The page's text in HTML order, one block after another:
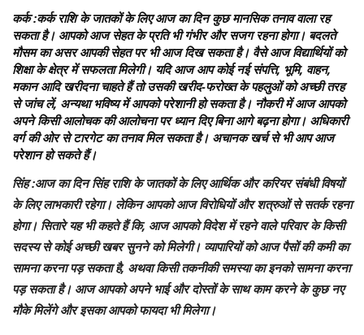
कर्क:कर्क राशि के जातकों के लिए आज का दिन कुछ मानसिक तनाव वाला रह
सकता है। आपको आज सेहत के प्रति भी गंभीर और सजग रहना होगा। बदलते
मौसम का असर आपकी सेहत पर भी आज दिख सकता है। वैसे आज विद्यार्थियों को
शिक्षा के क्षेत्र में सफलता मिलेगी। यदि आज आप कोई नई संपत्ति, भूमि, वाहन,
मकान आदि खरीदना चाहते हैं तो उसकी खरीद-फरोख्त के पहलुओं को अच्छी तरह
से जांच लें, अन्यथा भविष्य में आपको परेशानी हो सकता है। नौकरी में आज आपको
अपने किसी आलोचक की आलोचना पर ध्यान दिए बिना आगे बढ़ना होगा। अधिकारी
वर्ग की ओर से टारगेट का तनाव मिल सकता है। अचानक खर्च से भी आप आज
परेशान हो सकते हैं।
सिंह:आज का दिन सिंह राशि के जातकों के लिए आर्थिक और करियर संबंधी विषयों
के लिए लाभकारी रहेगा। लेकिन आपको आज विरोधियों और शत्रुओं से सतर्क रहना
होगा। सितारे यह भी कहते हैं कि, आज आपको विदेश में रहने वाले परिवार के किसी
सदस्य से कोई अच्छी खबर सुनने को मिलेगी। व्यापारियों को आज पैसों की कमी का
सामना करना पड़ सकता है, अथवा किसी तकनीकी समस्या का इनको सामना करना
पड़ सकता है। आज आपको अपने भाई और दोस्तों के साथ काम करने के कुछ नए
मौके मिलेंगे और इसका आपको फायदा भी मिलेगा।